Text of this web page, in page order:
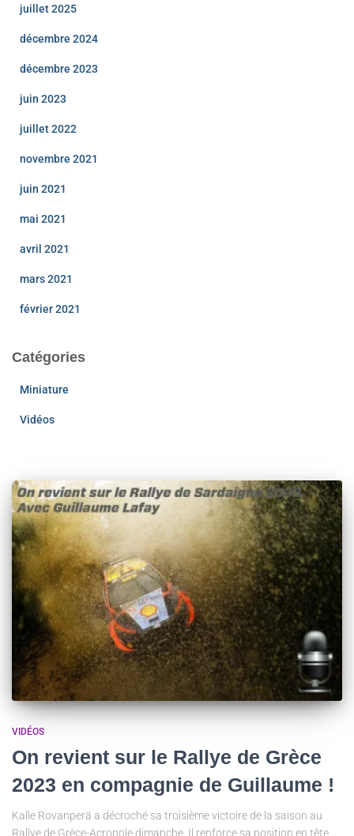
juillet 2025
décembre 2024
décembre 2023
juin 2023
juillet 2022
novembre 2021
juin 2021
mai 2021
avril 2021
mars 2021
février 2021
Catégories
Miniature
Vidéos
VIDÉOS
On revient sur le Rallye de Grèce
2023 en compagnie de Guillaume !
Kalle Rovanperä a décroché sa troisième victoire de la saison au
Rallye de Grèce-Acropole dimanche. Il renforce sa position en tête